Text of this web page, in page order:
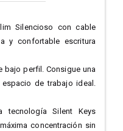
Silencioso con cable
y confortable escritura
bajo perfil. Consigue una
de trabajo ideal.
tecnología Silent Keys
concentración sin